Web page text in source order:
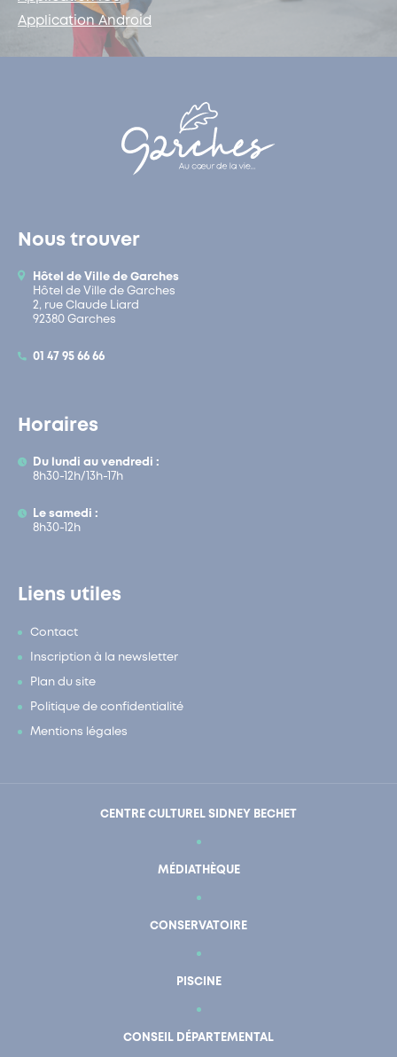
Application Android
Nous trouver
Hôtel de Ville de Garches
Hôtel de Ville de Garches
2, rue Claude Liard
92380 Garches
01 47 95 66 66
Horaires
Du lundi au vendredi :
8h30-12h/13h-17h
Le samedi :
8h30-12h
Liens utiles
Contact
Inscription à la newsletter
Plan du site
Politique de confidentialité
Mentions légales
CENTRE CULTUREL SIDNEY BECHET
MÉDIATHÈQUE
CONSERVATOIRE
PISCINE
CONSEIL DÉPARTEMENTAL